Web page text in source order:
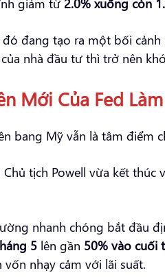
đang tạo ra một bối
nhà đầu tư thì trở nên
Mới Của Fed
bang Mỹ vẫn là tâm điểm
tịch Powell vừa kết thúc
nhanh chóng bắt đầu
5 lên gần 50% vào cuối
vốn nhạy cảm với lãi suất.